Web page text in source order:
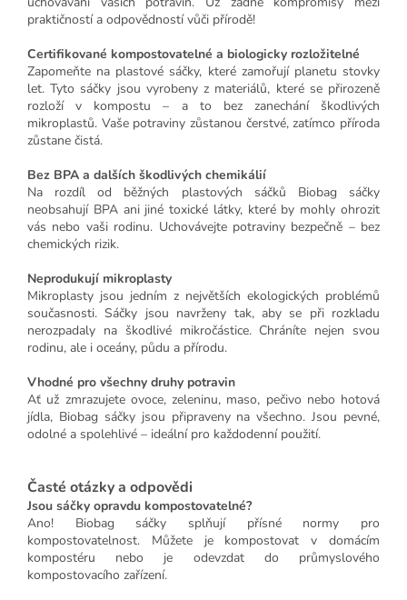
praktičností a odpovědností vůči přírodě!
Certifikované kompostovatelné a biologicky rozložitelné
Zapomeňte na plastové sáčky, které zamořují planetu stovky
let. Tyto sáčky jsou vyrobeny z materiálů, které se přirozeně
rozloží v kompostu – a to bez zanechání škodlivých
mikroplastů. Vaše potraviny zůstanou čerstvé, zatímco příroda
zůstane čistá.
Bez BPA a dalších škodlivých chemikálií
Na rozdíl od běžných plastových sáčků Biobag sáčky
neobsahují BPA ani jiné toxické látky, které by mohly ohrozit
vás nebo vaši rodinu. Uchovávejte potraviny bezpečně – bez
chemických rizik.
Neprodukují mikroplasty
Mikroplasty jsou jedním z největších ekologických problémů
současnosti. Sáčky jsou navrženy tak, aby se při rozkladu
nerozpadaly na škodlivé mikročástice. Chráníte nejen svou
rodinu, ale i oceány, půdu a přírodu.
Vhodné pro všechny druhy potravin
Ať už zmrazujete ovoce, zeleninu, maso, pečivo nebo hotová
jídla, Biobag sáčky jsou připraveny na všechno. Jsou pevné,
odolné a spolehlivé – ideální pro každodenní použití.
Časté otázky a odpovědi
Jsou sáčky opravdu kompostovatelné?
Ano! Biobag sáčky splňují přísné normy pro
kompostovatelnost. Můžete je kompostovat v domácím
kompostéru nebo je odevzdat do průmyslového
kompostovacího zařízení.